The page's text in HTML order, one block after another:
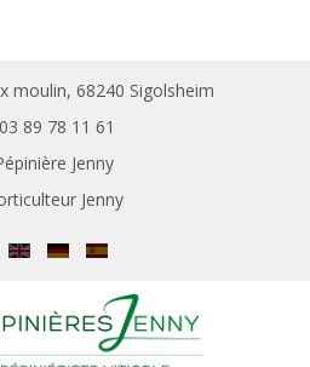
moulin, 68240 Sigolsheim
03 89 78 11 61
Jenny
Jenny